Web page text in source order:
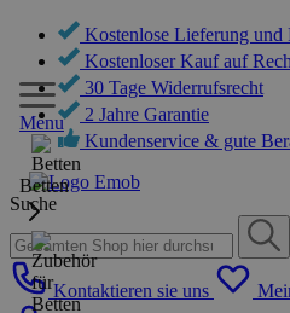
Kostenlose Lieferung und
Kostenloser Kauf auf
30 Tage Widerrufsrecht
2 Jahre Garantie
Kundenservice & gute
Suche
Kontaktieren sie uns
Menu
Betten